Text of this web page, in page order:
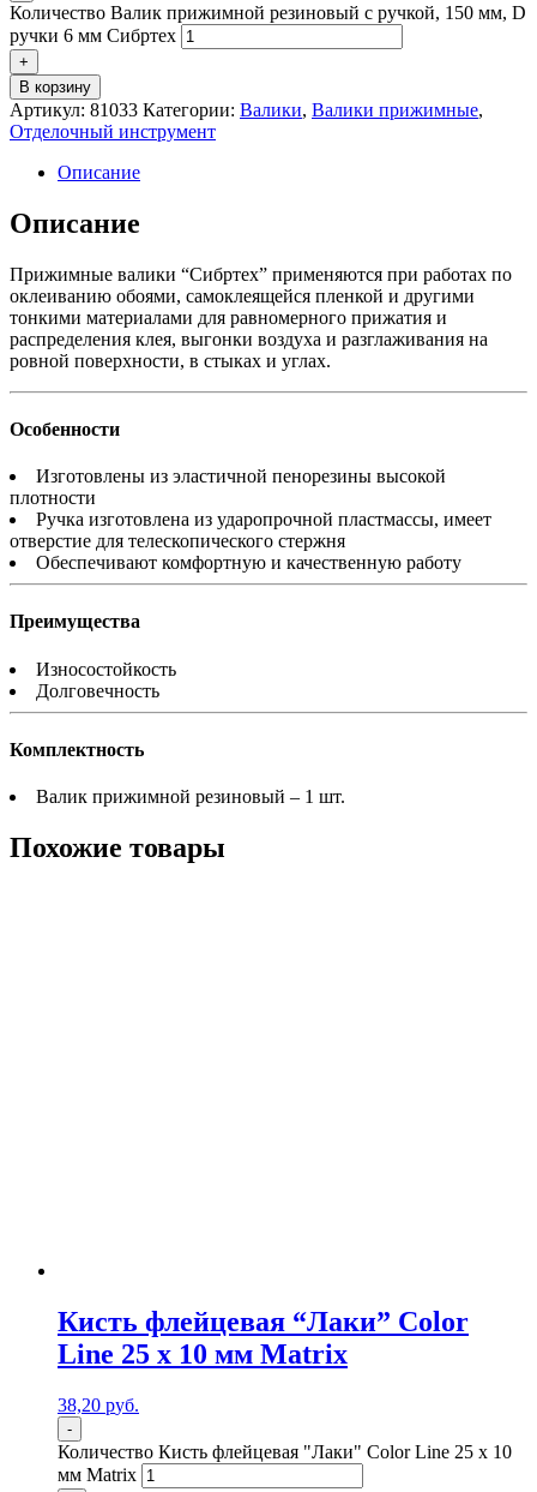
Количество Валик прижимной резиновый с ручкой, 150 мм, D
ручки 6 мм Сибртех
+
В корзину
Артикул: 81033 Категории: Валики, Валики прижимные,
Отделочный инструмент
Описание
Описание
Прижимные валики “Сибртех” применяются при работах по
оклеиванию обоями, самоклеящейся пленкой и другими
тонкими материалами для равномерного прижатия и
распределения клея, выгонки воздуха и разглаживания на
ровной поверхности, в стыках и углах.
Особенности
Изготовлены из эластичной пенорезины высокой
плотности
Ручка изготовлена из ударопрочной пластмассы, имеет
отверстие для телескопического стержня
Обеспечивают комфортную и качественную работу
Преимущества
Износостойкость
Долговечность
Комплектность
Валик прижимной резиновый – 1 шт.
Похожие товары
Кисть флейцевая “Лаки” Color
Line 25 х 10 мм Matrix
38,20 руб.
-
Количество Кисть флейцевая "Лаки" Color Line 25 х 10
мм Matrix